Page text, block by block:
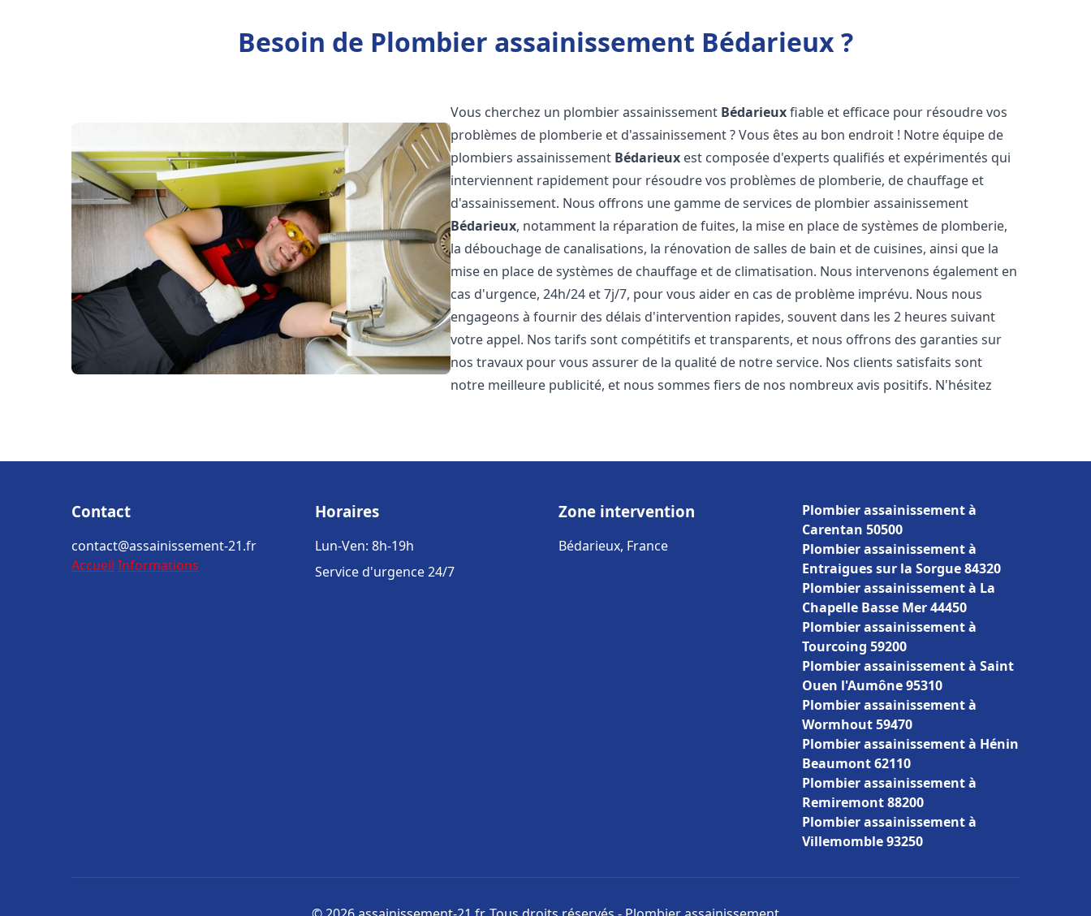
Besoin de Plombier assainissement Bédarieux ?
Vous cherchez un plombier assainissement Bédarieuxfiable et efficace pour résoudre vos
problèmes de plomberie et d'assainissement ? Vous êtes au bon endroit ! Notre équipe de
plombiers assainissement Bédarieux est composée d'experts qualifiés et expérimentés qui
interviennent rapidement pour résoudre vos problèmes de plomberie, de chauffage et
d'assainissement. Nous offrons une gamme de services de plombier assainissement
Bédarieux, notamment la réparation de fuites, la mise en place de systèmes de plomberie,
la débouchage de canalisations, la rénovation de salles de bain et de cuisines, ainsi que la
mise en place de systèmes de chauffage et de climatisation. Nous intervenons également en
cas d'urgence, 24h/24 et 7j/7, pour vous aider en cas de problème imprévu. Nous nous
engageons à fournir des délais d'intervention rapides, souvent dans les 2 heures suivant
votre appel. Nos tarifs sont compétitifs et transparents, et nous offrons des garanties sur
nos travaux pour vous assurer de la qualité de notre service. Nos clients satisfaits sont
notre meilleure publicité, et nous sommes fiers de nos nombreux avis positifs. N'hésitez
Contact
contact@assainissement-21.fr
Accueil Informations
Horaires
Lun-Ven: 8h-19h
Service d'urgence 24/7
Zone intervention
Bédarieux, France
Plombier assainissement à
Carentan 50500
Plombier assainissement à
Entraigues sur la Sorgue 84320
Plombier assainissement à La
Chapelle Basse Mer 44450
Plombier assainissement à
Tourcoing 59200
Plombier assainissement à Saint
Ouen l'Aumône 95310
Plombier assainissement à
Wormhout 59470
Plombier assainissement à Hénin
Beaumont 62110
Plombier assainissement à
Remiremont 88200
Plombier assainissement à
Villemomble 93250